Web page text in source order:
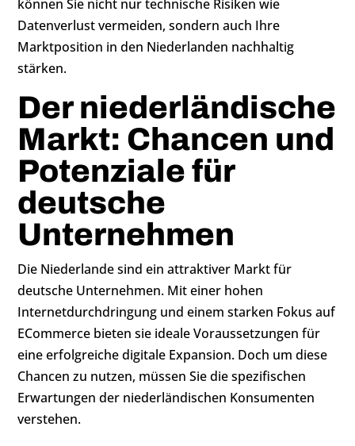
können Sie nicht nur technische Risiken wie
Datenverlust vermeiden, sondern auch Ihre
Marktposition in den Niederlanden nachhaltig
stärken.
Der niederländische
Markt: Chancen und
Potenziale für
deutsche
Unternehmen
Die Niederlande sind ein attraktiver Markt für
deutsche Unternehmen. Mit einer hohen
Internetdurchdringung und einem starken Fokus auf
ECommerce bieten sie ideale Voraussetzungen für
eine erfolgreiche digitale Expansion. Doch um diese
Chancen zu nutzen, müssen Sie die spezifischen
Erwartungen der niederländischen Konsumenten
verstehen.